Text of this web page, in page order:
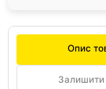
Опис
Залишити